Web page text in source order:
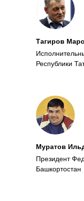
Тагиров
Республики
Муратов
Президент
Башкортостан